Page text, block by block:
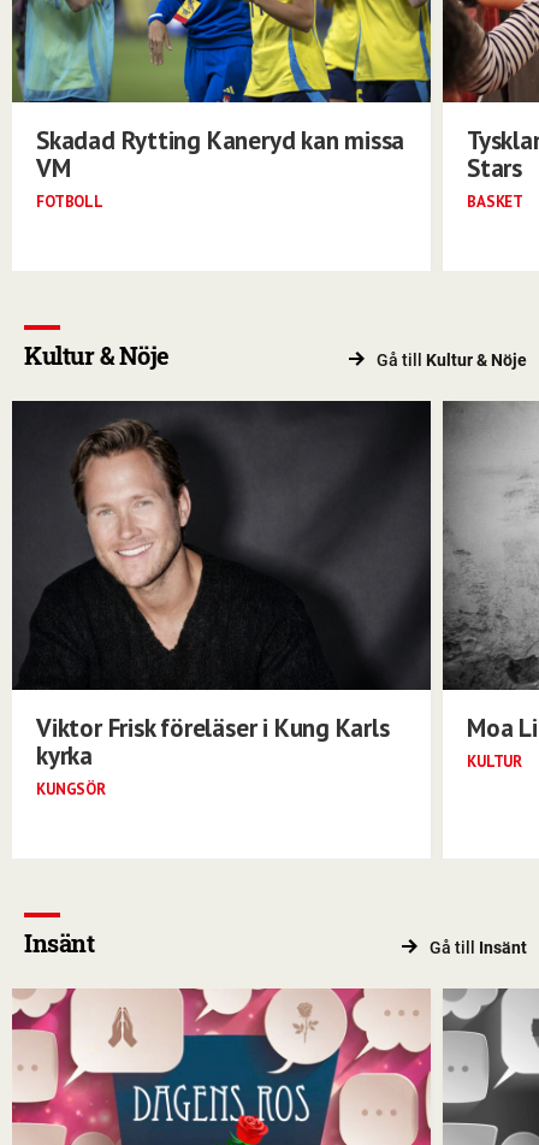
Skadad Rytting Kaneryd kan missa
VM
FOTBOLL
Stars
BASKET
Kultur & Nöje Gå till Kultur & Nöje
Viktor Frisk föreläser i Kung Karls
kyrka
KUNGSÖR
Moa
KULTUR
Insänt Gå till Insänt